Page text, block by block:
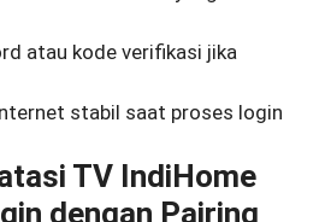
atau kode verifikasi jika
stabil saat proses login
TV IndiHome
dengan Pairing